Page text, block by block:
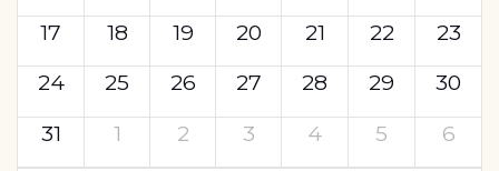
17
18 19 20 21 22
23
24
25 26 27 28 29
30
31
1 2 3 4 5 6